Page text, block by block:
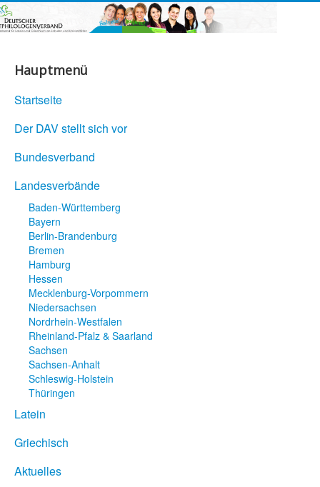
Hauptmenü
Startseite
Der DAV stellt sich vor
Bundesverband
Landesverbände
Baden-Württemberg
Bayern
Berlin-Brandenburg
Bremen
Hamburg
Hessen
Mecklenburg-Vorpommern
Niedersachsen
Nordrhein-Westfalen
Rheinland-Pfalz & Saarland
Sachsen
Sachsen-Anhalt
Schleswig-Holstein
Thüringen
Latein
Griechisch
Aktuelles